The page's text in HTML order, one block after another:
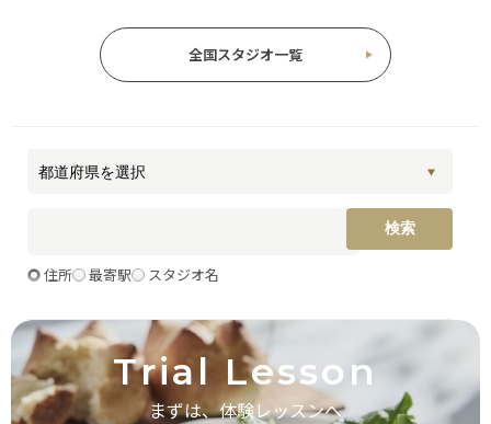
全国スタジオ一覧
住所 最寄駅 スタジオ名
Trial Lesson
まずは、体験レッスンへ